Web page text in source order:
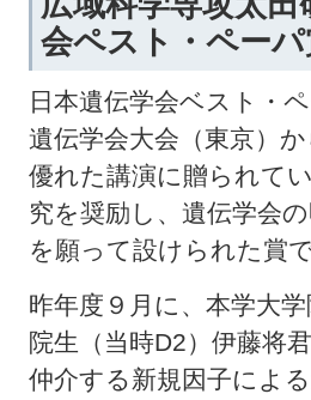
会ペスト・ペー
日本遺伝学会ベスト・
遺伝学会大会（東京）
優れた講演に贈られて
究を奨励し、遺伝学会
を願って設けられた賞で
昨年度９月に、本学大
院生（当時D2）伊藤将
仲介する新規因子によ